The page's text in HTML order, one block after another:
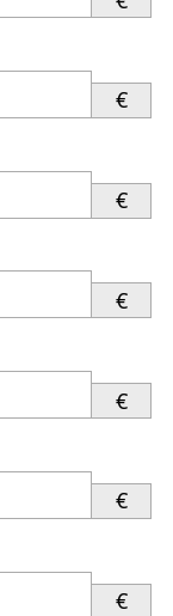
€
€
€
€
€
€